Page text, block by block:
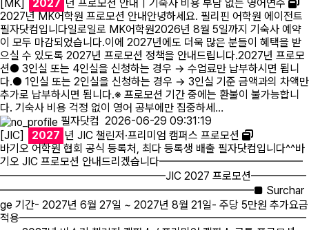
[MK]
2027 년 프로모션 안내｜기숙사 비용 부담 없는 영어연수
2027년 MK어학원 프로모션 안내안녕하세요. 필리핀 어학원 에이전트
필자닷컴입니다일로일로 MK어학원2026년 8월 5일까지 기숙사 예약
이 모두 마감되었습니다.이에 2027년에도 더욱 많은 분들이 혜택을 받
으실 수 있도록 2027년 프로모션 정책을 안내드립니다.2027년 프로모
션● 3인실 또는 4인실을 신청하는 경우 → 수업료만 납부하시면 됩니
다.● 1인실 또는 2인실을 신청하는 경우 → 3인실 기준 금액과의 차액만
추가로 납부하시면 됩니다.※ 프로모션 기간 중에는 환불이 불가능합니
다. 기숙사 비용 걱정 없이 영어 공부에만 집중하세…
필자닷컴 2026-06-29 09:31:19
[JIC]
2027 년 JIC 챌린저·프리미엄 캠퍼스 프로모션
바기오 어학원 협회 공식 등록처, 최다 등록생 배출 필자닷컴입니다^^바
기오 JIC 프로모션 안내드리겠습니다━━━━━━━━━━━━━
━━━━━━━━━━━━━━━JIC 2027 프로모션━━━━━
━━━━━━━━━━━━━━━━━━━━━━━■ Surchar
ge 기간- 2027년 6월 27일 ~ 2027년 8월 21일- 주당 5만원 추가요금
적용━━━━━━━━━━━━━━━━━━━━━━━━━━